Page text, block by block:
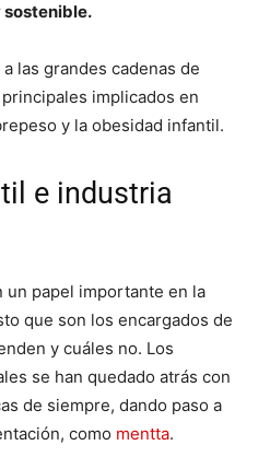
sostenible.
las grandes cadenas de
implicados en
y la obesidad infantil.
e industria
un papel importante en la
que son los encargados de
y cuáles no. Los
se han quedado atrás con
de siempre, dando paso a
como mentta.